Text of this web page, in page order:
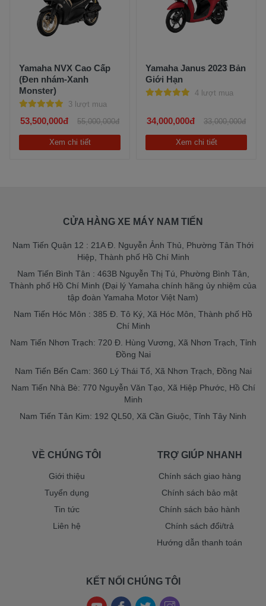
Yamaha NVX Cao Cấp
(Đen nhám-Xanh
Monster)
3 lượt mua
53,500,000đ 55,000,000đ
Xem chi tiết
Yamaha Janus 2023 Bản
Giới Hạn
4 lượt mua
34,000,000đ 33,000,000đ
Xem chi tiết
CỬA HÀNG XE MÁY NAM TIẾN
Nam Tiến Quận 12 : 21A Đ. Nguyễn Ảnh Thủ, Phường Tân Thới
Hiệp, Thành phố Hồ Chí Minh
Nam Tiến Bình Tân : 463B Nguyễn Thị Tú, Phường Bình Tân,
Thành phố Hồ Chí Minh (Đại lý Yamaha chính hãng ủy nhiệm của
tập đoàn Yamaha Motor Việt Nam)
Nam Tiến Hóc Môn : 385 Đ. Tô Ký, Xã Hóc Môn, Thành phố Hồ
Chí Minh
Nam Tiến Nhơn Trạch: 720 Đ. Hùng Vương, Xã Nhơn Trạch, Tỉnh
Đồng Nai
Nam Tiến Bến Cam: 360 Lý Thái Tổ, Xã Nhơn Trạch, Đồng Nai
Nam Tiến Nhà Bè: 770 Nguyễn Văn Tạo, Xã Hiệp Phước, Hồ Chí
Minh
Nam Tiến Tân Kim: 192 QL50, Xã Cần Giuộc, Tỉnh Tây Ninh
VỀ CHÚNG TÔI
Giới thiệu
Tuyển dụng
Tin tức
Liên hệ
TRỢ GIÚP NHANH
Chính sách giao hàng
Chính sách bảo mật
Chính sách bảo hành
Chính sách đổi/trả
Hướng dẫn thanh toán
KẾT NỐI CHÚNG TÔI